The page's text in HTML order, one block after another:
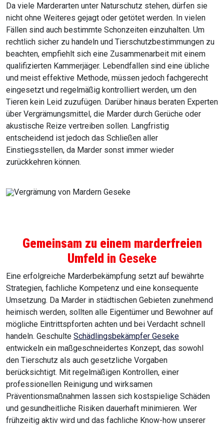
Da viele Marderarten unter Naturschutz stehen, dürfen sie
nicht ohne Weiteres gejagt oder getötet werden. In vielen
Fällen sind auch bestimmte Schonzeiten einzuhalten. Um
rechtlich sicher zu handeln und Tierschutzbestimmungen zu
beachten, empfiehlt sich eine Zusammenarbeit mit einem
qualifizierten Kammerjäger. Lebendfallen sind eine übliche
und meist effektive Methode, müssen jedoch fachgerecht
eingesetzt und regelmäßig kontrolliert werden, um den
Tieren kein Leid zuzufügen. Darüber hinaus beraten Experten
über Vergrämungsmittel, die Marder durch Gerüche oder
akustische Reize vertreiben sollen. Langfristig
entscheidend ist jedoch das Schließen aller
Einstiegsstellen, da Marder sonst immer wieder
zurückkehren können.
Gemeinsam zu einem marderfreien
Umfeld in Geseke
Eine erfolgreiche Marderbekämpfung setzt auf bewährte
Strategien, fachliche Kompetenz und eine konsequente
Umsetzung. Da Marder in städtischen Gebieten zunehmend
heimisch werden, sollten alle Eigentümer und Bewohner auf
mögliche Eintrittspforten achten und bei Verdacht schnell
handeln. Geschulte Schädlingsbekämpfer Geseke
entwickeln ein maßgeschneidertes Konzept, das sowohl
den Tierschutz als auch gesetzliche Vorgaben
berücksichtigt. Mit regelmäßigen Kontrollen, einer
professionellen Reinigung und wirksamen
Präventionsmaßnahmen lassen sich kostspielige Schäden
und gesundheitliche Risiken dauerhaft minimieren. Wer
frühzeitig aktiv wird und das fachliche Know-how unserer